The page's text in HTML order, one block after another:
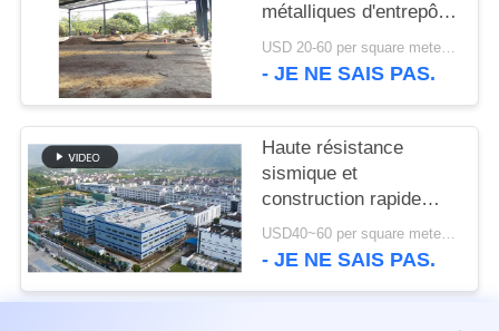
CONFIDENTIALITÉ
métalliques d'entrepôt
avec conception de
portiques
USD 20-60 per square meter MOQ:1000 M²
- JE NE SAIS PAS.
Haute résistance
sismique et
construction rapide
avec un entrepôt à
structure en acier
USD40~60 per square meter MOQ:1000 mètres carrés
- JE NE SAIS PAS.